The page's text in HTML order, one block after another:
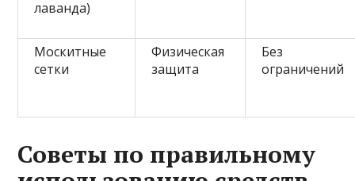
лаванда)
Москитные
сетки
Физическая
защита
Без
ограничений
Советы по правильному